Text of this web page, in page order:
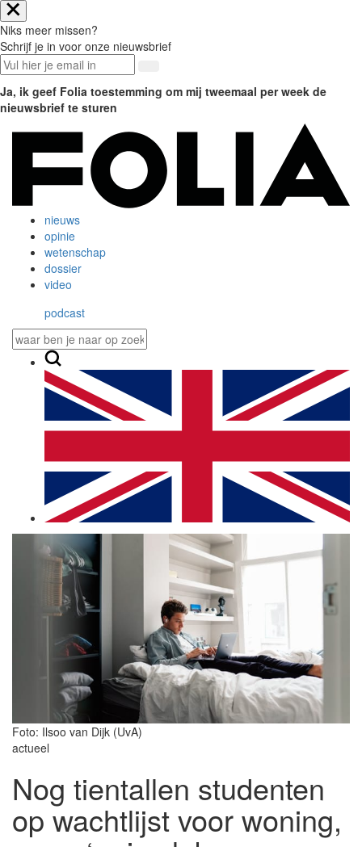
Niks meer missen?
Schrijf je in voor onze nieuwsbrief
Ja, ik geef Folia toestemming om mij tweemaal per week de
nieuwsbrief te sturen
nieuws
opinie
wetenschap
dossier
video
podcast
Foto: Ilsoo van Dijk (UvA)
actueel
Nog tientallen studenten
op wachtlijst voor woning,